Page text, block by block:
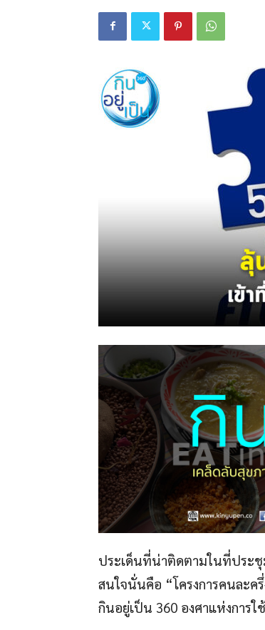
ประเด็นที่น่าติดตามในที่ประ
สนใจนั่นคือ “โครงการคนละ
กินอยู่เป็น 360 องศาแห่งการ